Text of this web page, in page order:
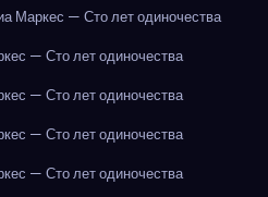
Маркес — Сто лет одиночества
— Сто лет одиночества
— Сто лет одиночества
— Сто лет одиночества
— Сто лет одиночества